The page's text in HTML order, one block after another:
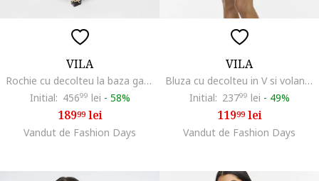
VILA
Rochie cu decolteu la baza gatului si buline, Negru/Crem
Initial: 45699 lei - 58%
18999lei
Vandut de Fashion Days
VILA
Bluza cu decolteu in V si volane, Roz deschis
Initial: 23799 lei - 49%
11999lei
Vandut de Fashion Days